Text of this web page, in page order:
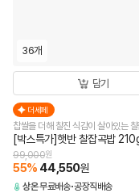
36개
담기
더세페
찹쌀을 더해 찰진 식감이 살아있는
[박스특가]햇반 찰잡곡밥
99,000원
55% 44,550원
상온무료배송 공장직배송